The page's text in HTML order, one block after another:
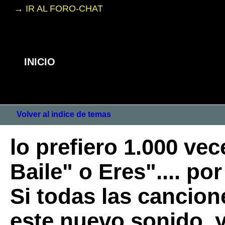
→ IR AL FORO-CHAT
INICIO
Volver al indice de temas
lo prefiero 1.000
Baile" o Eres"....
Si todas las